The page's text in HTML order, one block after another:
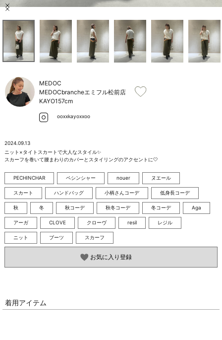
ご利用ガイド/ヘルプ
Item
MEDOC
MEDOCbrancheエミフル松前店
KAYO157cm
ooxxkayoxxoo
2024.09.13
ニット×タイトスカートで大人なスタイル✨
スカーフを巻いて腰まわりのカバーとスタイリングのアクセントに🤍
PECHINCHAR ペシンシャー nouer ヌエール
スカート ハンドバッグ 小柄さんコーデ 低身長コーデ
秋 冬 秋コーデ 秋冬コーデ 冬コーデ Aga
アーガ CLOVE クローヴ resil レジル
ニット ブーツ スカーフ
お気に入り登録
着用アイテム